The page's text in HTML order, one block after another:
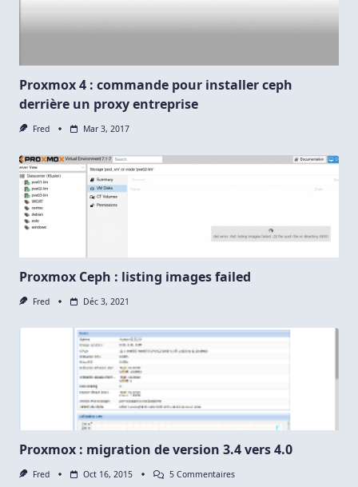
Proxmox 4 : commande pour installer ceph
derrière un proxy entreprise
Fred Mar 3, 2017
Proxmox Ceph : listing images failed
Fred Déc 3, 2021
Proxmox : migration de version 3.4 vers 4.0
Fred Oct 16, 2015 5 CommentairesSur